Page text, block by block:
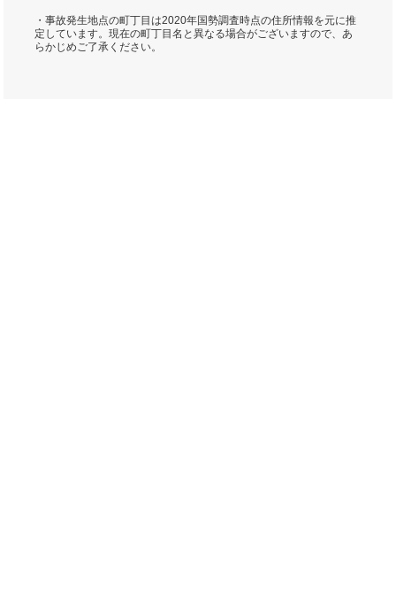
・事故発生地点の町丁目は2020年国勢調査時点の住所情報を元に推
定しています。現在の町丁目名と異なる場合がございますので、あ
らかじめご了承ください。